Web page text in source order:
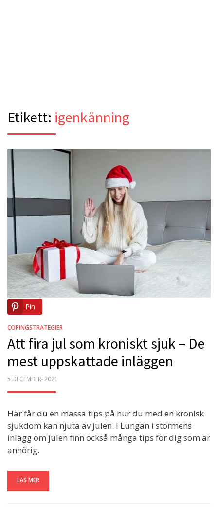
Etikett: igenkänning
Pin
COPINGSTRATEGIER
Att fira jul som kroniskt sjuk – De
mest uppskattade inläggen
POSTED
5 DECEMBER, 2021
Här får du en massa tips på hur du med en kronisk
sjukdom kan njuta av julen. I Lungan i stormens
inlägg om julen finn också många tips för dig som är
anhörig.
LÄS MER